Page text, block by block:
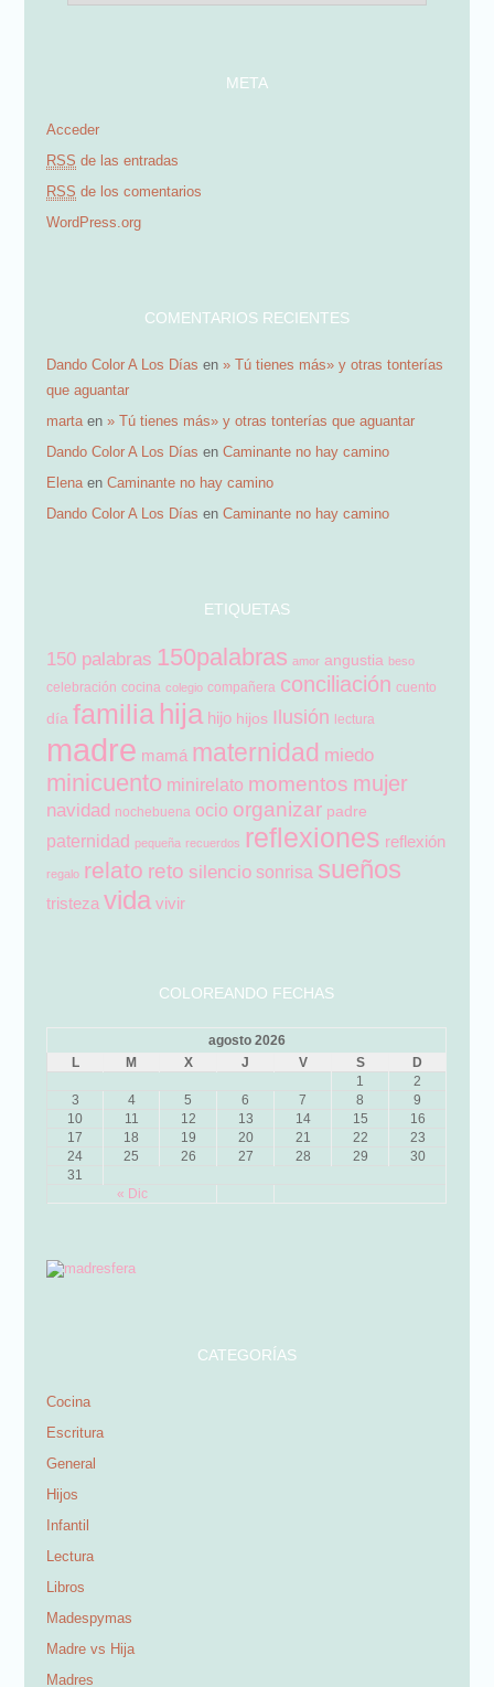
e
m
a
i
META
Acceder
RSS de las entradas
RSS de los comentarios
WordPress.org
COMENTARIOS RECIENTES
Dando Color A Los Días en» Tú tienes más» y otras tonterías
que aguantar
martaen» Tú tienes más» y otras tonterías que aguantar
Dando Color A Los Días enCaminante no hay camino
ElenaenCaminante no hay camino
Dando Color A Los Días enCaminante no hay camino
ETIQUETAS
150 palabras 150palabras amor angustia beso
celebración cocina colegio compañera conciliación cuento
día familia hija hijo hijos Ilusión lectura
madre mamá maternidad miedo
minicuento minirelato momentos mujer
navidad nochebuena ocio organizar padre
paternidad pequeña recuerdos reflexiones reflexión
regalo relato reto silencio sonrisa sueños
tristeza vida vivir
COLOREANDO FECHAS
agosto 2026
L
M X J V S D
« Dic
1
2
3
4 5 6 7 8
9
10
11 12 13 14 15
16
17
18 19 20 21 22
23
24
25 26 27 28 29
30
31
CATEGORÍAS
Cocina
Escritura
General
Hijos
Infantil
Lectura
Libros
Madespymas
Madre vs Hija
Madres